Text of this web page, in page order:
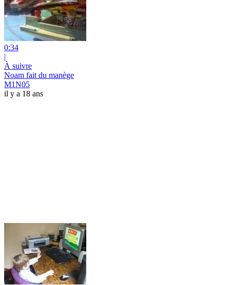
0:34
|
À suivre
Noam fait du manège
M1N05
il y a 18 ans